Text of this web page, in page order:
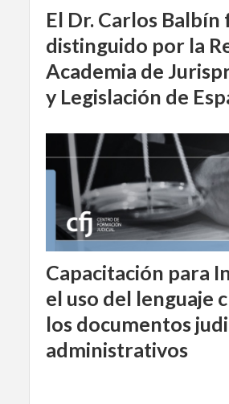
El Dr. Carlos Balbín
distinguido por la
Academia de
y Legislación de
Capacitación para
el uso del lenguaje
los documentos
administrativos